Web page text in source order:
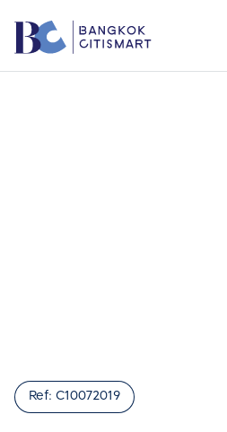
Ref: C10072019 เปรียบเทียบ